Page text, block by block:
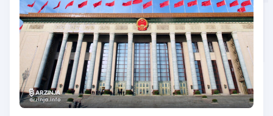
نقش هنگ‌کنگ در میزبانی از تراکنش‌های رمزارزی چین
ارزش‌گذاری و مقایسه جهانی دارایی‌های رمزارزی
توقیف‌شده
تداوم موضع سخت‌گیرانه چین در برابر رمزارزها
هنگ‌کنگ؛ فرصت تازه برای آزمایش سیاست‌های رمزارزی
جایگاه چین در میان بزرگ‌ترین دارندگان رمزارزهای
توقیفی
نقش هنگ‌کنگ به‌عنوان منطقه آزمایشی رمزارزها
همکاری‌های غیررسمی چین و هنگ‌کنگ در زمینه رمزارزها